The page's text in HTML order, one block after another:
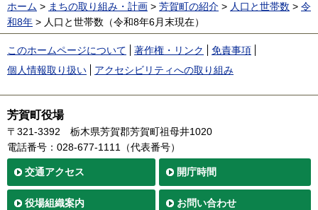
ホーム > まちの取り組み・計画 > 芳賀町の紹介 > 人口と世帯数 > 令
和8年 > 人口と世帯数（令和8年6月末現在）
このホームページについて 著作権・リンク
免責事項
個人情報取り扱い
アクセシビリティへの取り組み
芳賀町役場
〒321-3392
栃木県芳賀郡芳賀町祖母井1020
電話番号：028-677-1111（代表番号）
交通アクセス 開庁時間
役場組織案内 お問い合わせ